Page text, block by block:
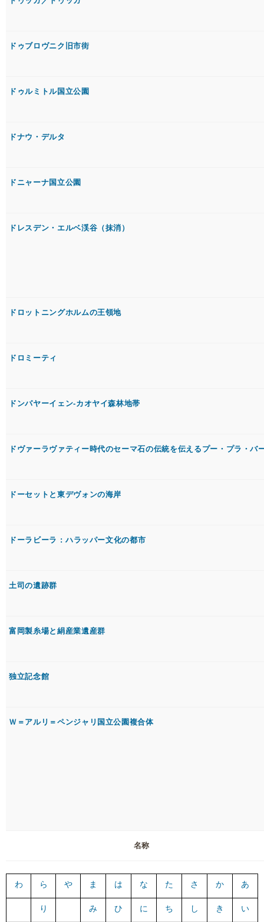
ドゥブロヴニク旧市街
ドゥルミトル国立公園
ドナウ・デルタ
ドニャーナ国立公園
ドレスデン・エルベ渓谷（抹消）
ドロットニングホルムの王領地
ドロミーティ
ドンパヤーイェン-カオヤイ森林地帯
ドヴァーラヴァティー時代のセーマ石の伝統を伝えるプー・プラ・バ
ドーセットと東デヴォンの海岸
ドーラビーラ : ハラッパー文化の都市
土司の遺跡群
富岡製糸場と絹産業遺産群
独立記念館
Ｗ＝アルリ＝ペンジャリ国立公園複合体
名称
わ ら や ま は な た さ か あ
り み ひ に ち し き い